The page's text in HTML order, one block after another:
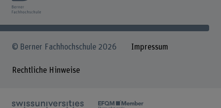
© Berner Fachhochschule 2026 Impressum
Rechtliche Hinweise